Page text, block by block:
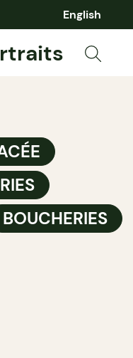
English
BOUCHERIES